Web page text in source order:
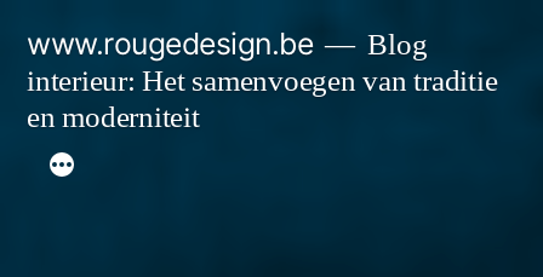
naar
inhoud
www.rougedesign.be
Blog
interieur: Het samenvoegen van traditie
en moderniteit